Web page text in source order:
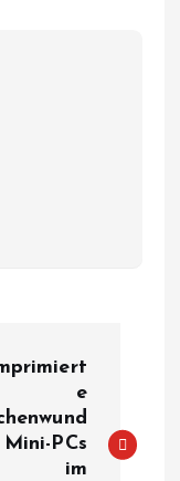
e
Mini-PCs
im